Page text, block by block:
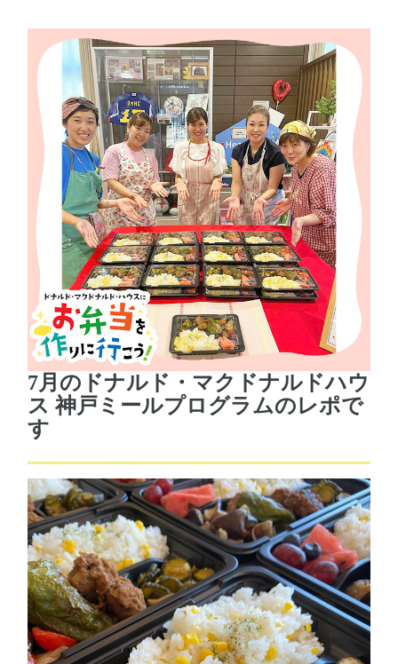
7月のドナルド・マクドナルドハウ
ス 神戸ミールプログラムのレポで
す